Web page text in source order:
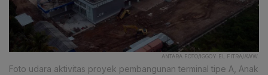
ANTARA FOTO/IGGOY EL FITRA/AWW.
Foto udara aktivitas proyek pembangunan terminal tipe A, Anak